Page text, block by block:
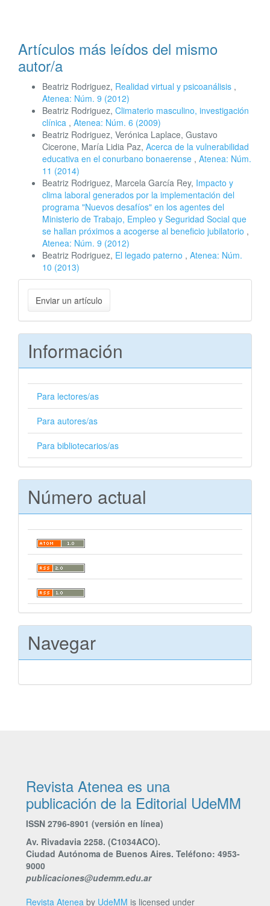
Artículos más leídos del mismo
autor/a
Beatriz Rodriguez, Realidad virtual y psicoanálisis ,
Atenea: Núm. 9 (2012)
Beatriz Rodriguez, Climaterio masculino, investigación
clínica , Atenea: Núm. 6 (2009)
Beatriz Rodriguez, Verónica Laplace, Gustavo
Cicerone, María Lidia Paz, Acerca de la vulnerabilidad
educativa en el conurbano bonaerense , Atenea: Núm.
11 (2014)
Beatriz Rodriguez, Marcela García Rey, Impacto y
clima laboral generados por la implementación del
programa "Nuevos desafíos" en los agentes del
Ministerio de Trabajo, Empleo y Seguridad Social que
se hallan próximos a acogerse al beneficio jubilatorio ,
Atenea: Núm. 9 (2012)
Beatriz Rodriguez, El legado paterno , Atenea: Núm.
10 (2013)
Enviar
un
artículo
Enviar un artículo
Información
Para lectores/as
Para autores/as
Para bibliotecarios/as
Número actual
Navegar
Revista Atenea es una
publicación de la Editorial UdeMM
ISSN 2796-8901 (versión en línea)
Av. Rivadavia 2258. (C1034ACO).
Ciudad Autónoma de Buenos Aires. Teléfono: 4953-
9000
publicaciones@udemm.edu.ar
Revista Atenea by UdeMM is licensed under